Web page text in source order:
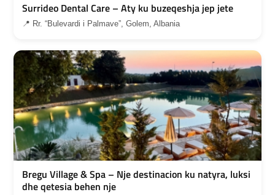
Surrideo Dental Care – Aty ku buzeqeshja jep jete
📍 Rr. “Bulevardi i Palmave”, Golem, Albania
Bregu Village & Spa – Nje destinacion ku natyra, luksi
dhe qetesia behen nje